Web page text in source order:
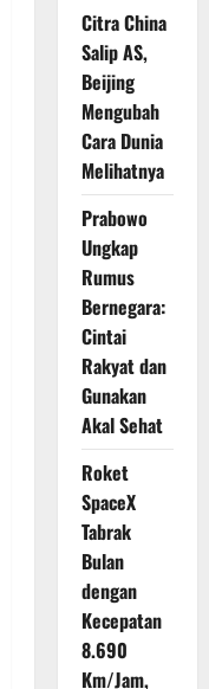
Citra China
Salip AS,
Beijing
Mengubah
Cara Dunia
Melihatnya
Prabowo
Ungkap
Rumus
Bernegara:
Cintai
Rakyat dan
Gunakan
Akal Sehat
Roket
SpaceX
Tabrak
Bulan
dengan
Kecepatan
8.690
Km/Jam,